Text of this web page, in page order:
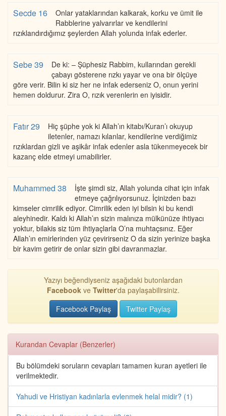
Secde 16
Onlar yataklarından kalkarak, korku ve ümit ile
Rabblerine yalvarırlar ve kendilerini
rızıklandırdığımız şeylerden Allah yolunda infak ederler.
Sebe 39
De ki: – Şüphesiz Rabbim, kullarından gerekli
çabayı gösterene rızkı yayar ve ona bir ölçüye
göre verir. Bilin ki siz her ne infak ederseniz O, onun yerini
hemen doldurur. Zira O, rızık verenlerin en iyisidir.
Fatır 29
Hiç şüphe yok ki Allah’ın kitabı/Kuran’ı okuyup
iletenler, namazı kılanlar, kendilerine verdiğimiz
rızıklardan gizli ve aşikâr infak edenler asla tükenmeyecek bir
kazanç elde etmeyi umabilirler.
Muhammed 38
İşte şimdi siz, Allah yolunda cihat için infak
etmeye çağrılıyorsunuz. İçinizden bazı
kimseler cimrilik ediyor. Cimrilik eden iyi bilsin ki bu kendi
aleyhinedir. Kaldı ki Allah’ın sizin malınıza mülkünüze ihtiyacı
yoktur, bilakis siz tüm ihtiyaçlarla O’na muhtaçsınız. Eğer
Allah’ın emirlerinden yüz çevirirseniz O da sizin yerinize başka
bir kavim getirir de onlar sizin gibi davranmazlar.
Yazıyı beğendiyseniz aşağıdaki butonlardan
Facebookve Twitter'da paylaşabilirsiniz.
Facebook Paylaş
Twitter Paylaş
Kurandan Cevaplar (Benzerler)
Bu bölümdeki soruların cevapları tamamen kuran ayetleri ile
verilmektedir.
Yahudi ve Hristiyan kadınlarla evlenmek helal midir? (1)